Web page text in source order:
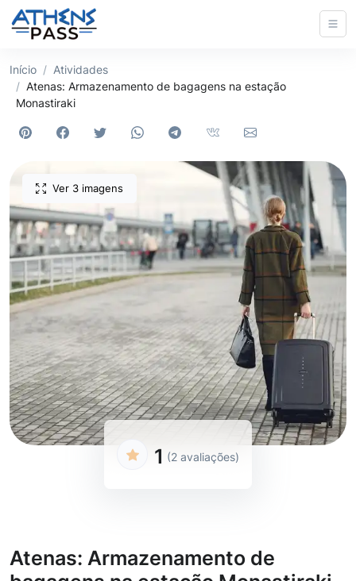
Início
Atividades
Atenas: Armazenamento de bagagens na estação
Monastiraki
Ver 3 imagens
1 (2 avaliações)
Atenas: Armazenamento de